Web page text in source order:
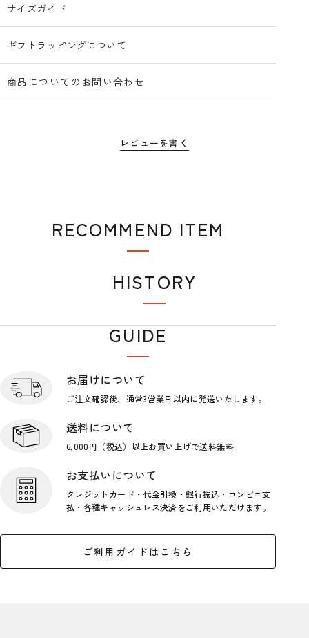
サイズガイド
ギフトラッピングについて
商品についてのお問い合わせ
レビューを書く
RECOMMEND ITEM
HISTORY
GUIDE
お届けについて
ご注文確認後、通常3営業日以内に発送いたします。
送料について
6,000円（税込）以上お買い上げで送料無料
お支払いについて
クレジットカード・代金引換・銀行振込・コンビニ支
払・各種キャッシュレス決済をご利用いただけます。
ご利用ガイドはこちら